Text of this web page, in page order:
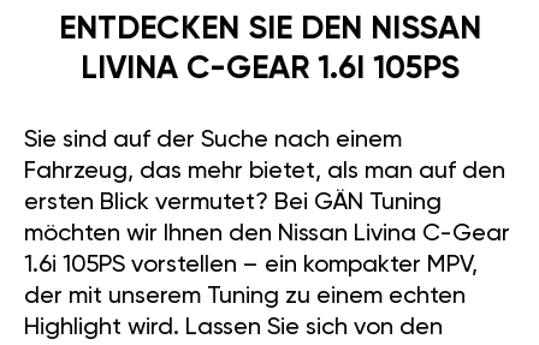
ENTDECKEN SIE DEN NISSAN
LIVINA C-GEAR 1.6I 105PS
Sie sind auf der Suche nach einem
Fahrzeug, das mehr bietet, als man auf den
ersten Blick vermutet? Bei GÄN Tuning
möchten wir Ihnen den Nissan Livina C-Gear
1.6i 105PS vorstellen – ein kompakter MPV,
der mit unserem Tuning zu einem echten
Highlight wird. Lassen Sie sich von den